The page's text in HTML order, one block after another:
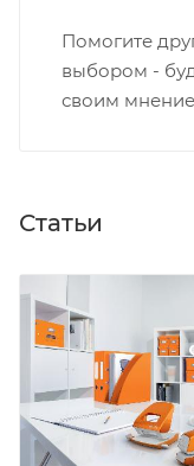
Помогите
выбором -
своим
Статьи